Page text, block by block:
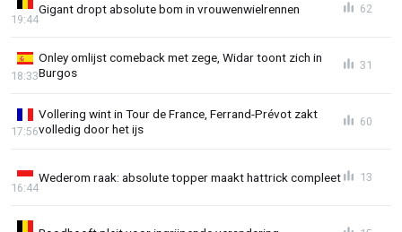
Gigant dropt absolute bom in vrouwenwielrennen
19:44
62
Onley omlijst comeback met zege, Widar toont zich in
Burgos
18:33
31
Vollering wint in Tour de France, Ferrand-Prévot zakt
volledig door het ijs
17:56
60
Wederom raak: absolute topper maakt hattrick compleet
16:44
13